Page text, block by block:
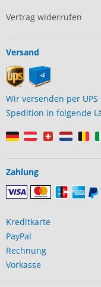
Vertrag widerrufen
Versand
Wir versenden per
Spedition in folgende
Zahlung
Kreditkarte
PayPal
Rechnung
Vorkasse